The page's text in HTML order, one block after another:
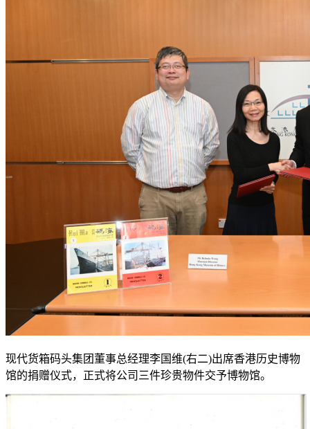
现代货箱码头集团董事总经理李国维(右二)出席香港历史博物
馆的捐赠仪式，正式将公司三件珍贵物件交予博物馆。